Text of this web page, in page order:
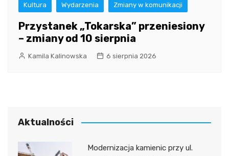
Kultura Wydarzenia Zmiany w komunikacji
Przystanek „Tokarska” przeniesiony
– zmiany od 10 sierpnia
Kamila Kalinowska 6 sierpnia 2026
Aktualności
Modernizacja kamienic przy ul.